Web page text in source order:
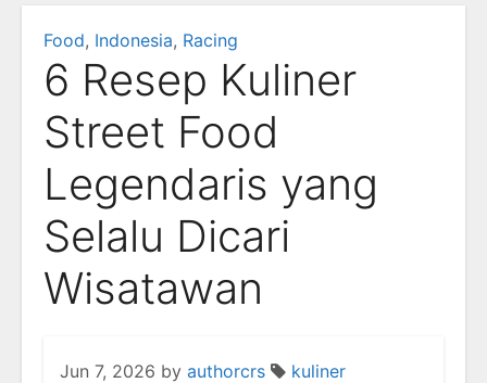
Food, Indonesia, Racing
6 Resep Kuliner
Street Food
Legendaris yang
Selalu Dicari
Wisatawan
Jun 7, 2026 by authorcrs
kuliner